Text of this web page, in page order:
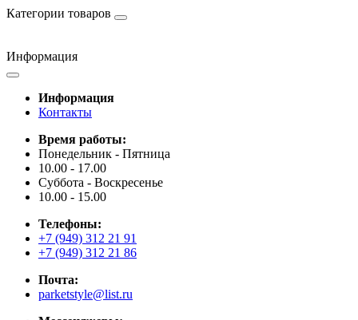
Категории товаров
Информация
Информация
Контакты
Время работы:
Понедельник - Пятница
10.00 - 17.00
Суббота - Воскресенье
10.00 - 15.00
Телефоны:
+7 (949) 312 21 91
+7 (949) 312 21 86
Почта:
parketstyle@list.ru